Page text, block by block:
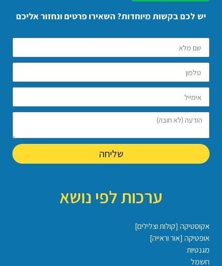
יש לכם בקשות מיוחדות? השאירו פרטים ונחזור אליכם
שליחה
ערכות לפי נושא
אקוסטיקה [קולות וצלילים]
אופטיקה [אור וראייה]
מגנטיות
חשמל